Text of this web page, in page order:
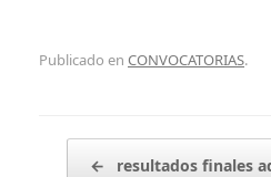
Publicado en CONVOCATORIAS.
Navegador de artículos
← resultados finales